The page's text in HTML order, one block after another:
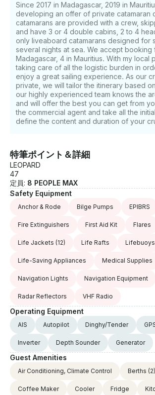
Since 2017 in Madagascar, 2019 in
developing an offer of private catamaran
catamarans are provided with a crew,
and have 3 or 4 double cabins, 2 to 4
only liveaboard catamarans designed for
several nights at sea. We accept booking
Madagascar, 4 in Mauritius. With my local
taking care of all the logistic burden in
enjoy a great sailing experience. As our
private, we will tailor the itinerary based
our highly experienced team knows the
and will offer the best you can get from
the commercial agent and take all the
define the content and duration of your
特筆ポイント＆詳細
LEOPARD
47
定員: 8 PEOPLE MAX
Safety Equipment
Anchor & Rode Bilge Pumps EPIBRS
Fire Extinguishers First Aid Kit Flares
Life Jackets (12) Life Rafts Lifebuoys
Life-Saving Appliances Medical Supplies
Navigation Lights Navigation Equipment
Radar Reflectors VHF Radio
Operating Equipment
AIS Autopilot Dinghy/Tender
Inverter Depth Sounder Generator
Guest Amenities
Air Conditioning, Climate Control Berths (2)
Coffee Maker Cooler Fridge